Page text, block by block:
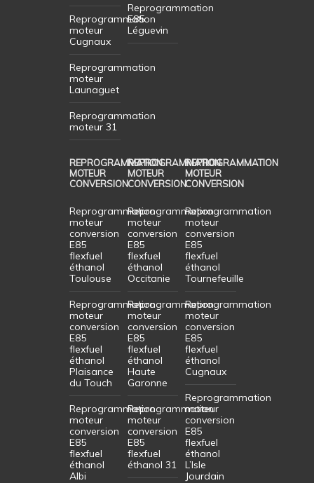
Reprogrammation
moteur
Cugnaux
Reprogrammation
moteur
Launaguet
Reprogrammation
moteur 31
Reprogrammation
E85
Léguevin
REPROGRAMMATION
MOTEUR
CONVERSION
Reprogrammation
moteur
conversion
E85
flexfuel
éthanol
Toulouse
Reprogrammation
moteur
conversion
E85
flexfuel
éthanol
Plaisance
du Touch
Reprogrammation
moteur
conversion
E85
flexfuel
éthanol
Albi
REPROGRAMMATION
MOTEUR
CONVERSION
Reprogrammation
moteur
conversion
E85
flexfuel
éthanol
Occitanie
Reprogrammation
moteur
conversion
E85
flexfuel
éthanol
Haute
Garonne
Reprogrammation
moteur
conversion
E85
flexfuel
éthanol 31
REPROGRAMMATION
MOTEUR
CONVERSION
Reprogrammation
moteur
conversion
E85
flexfuel
éthanol
Tournefeuille
Reprogrammation
moteur
conversion
E85
flexfuel
éthanol
Cugnaux
Reprogrammation
moteur
conversion
E85
flexfuel
éthanol
L’Isle
Jourdain